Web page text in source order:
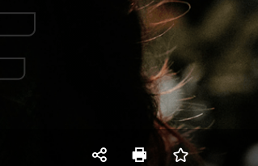
SNS 인쇄 즐겨찾기